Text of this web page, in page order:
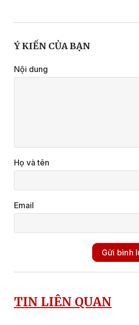
Ý KIẾN CỦA BẠN
Nội dung
Họ và tên
Email
Gửi bình
TIN LIÊN QUAN